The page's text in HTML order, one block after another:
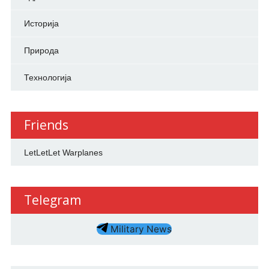
Историја
Природа
Технологија
Friends
LetLetLet Warplanes
Telegram
Military News